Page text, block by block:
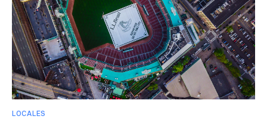
LOCALES